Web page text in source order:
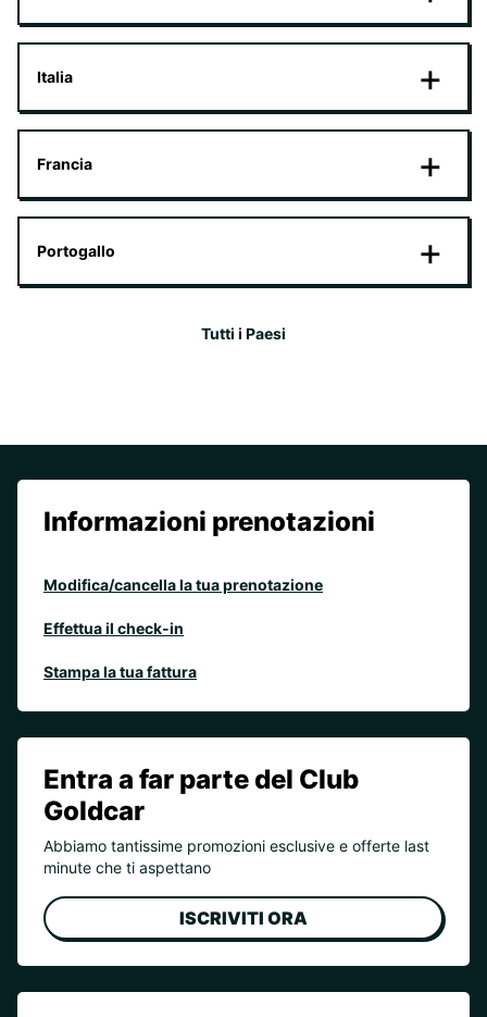
Italia
Francia
Portogallo
Tutti i Paesi
Informazioni prenotazioni
Modifica/cancella la tua prenotazione
Effettua il check-in
Stampa la tua fattura
Entra a far parte del Club
Goldcar
Abbiamo tantissime promozioni esclusive e offerte last
minute che ti aspettano
ISCRIVITI ORA